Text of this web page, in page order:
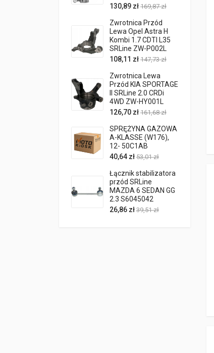
130,89 zł 169,87 zł
Zwrotnica Przód
Lewa Opel Astra H
Kombi 1.7 CDTI L35
SRLine ZW-P002L
108,11 zł 147,73 zł
Zwrotnica Lewa
Przód KIA SPORTAGE
II SRLine 2.0 CRDi
4WD ZW-HY001L
126,70 zł 161,68 zł
SPRĘŻYNA GAZOWA
A-KLASSE (W176),
12- 50C1AB
40,64 zł 53,01 zł
Łącznik stabilizatora
przód SRLine
MAZDA 6 SEDAN GG
2.3 S6045042
26,86 zł 39,51 zł